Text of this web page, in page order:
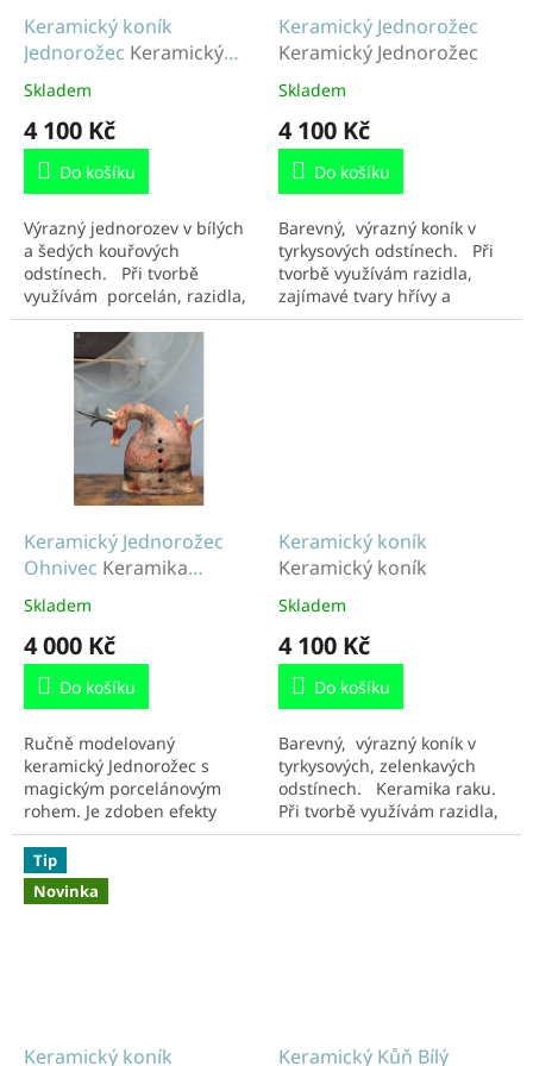
ů
Keramický koník
Jednorožec Keramický
koník Jednorožec
Skladem
4 100 Kč
Do košíku
Výrazný jednorozev v bílých
a šedých kouřových
odstínech. Při tvorbě
využívám porcelán, razidla,
zajímavé tvary hřívy a
koňského ohonu. Určitě
ozdobí váš...
Keramický Jednorožec
Keramický Jednorožec
Skladem
4 100 Kč
Do košíku
Barevný, výrazný koník v
tyrkysových odstínech. Při
tvorbě využívám razidla,
zajímavé tvary hřívy a
koňského ohonu. Určitě
Keramický Jednorožec
Ohnivec Keramika
Jednorožec
Skladem
4 000 Kč
Do košíku
Ručně modelovaný
keramický Jednorožec s
magickým porcelánovým
rohem. Je zdoben efekty
pravých koňských žíní. Jeho
mimořádnost rozzáří a
ozvláštní váš domov. Velikost
cca...
Keramický koník
Keramický koník
Skladem
4 100 Kč
Do košíku
Barevný, výrazný koník v
tyrkysových, zelenkavých
odstínech. Keramika raku.
Při tvorbě využívám razidla,
zajímavé tvary hřívy a
Tip
Novinka
Keramický koník Keramický Kůň Bílý